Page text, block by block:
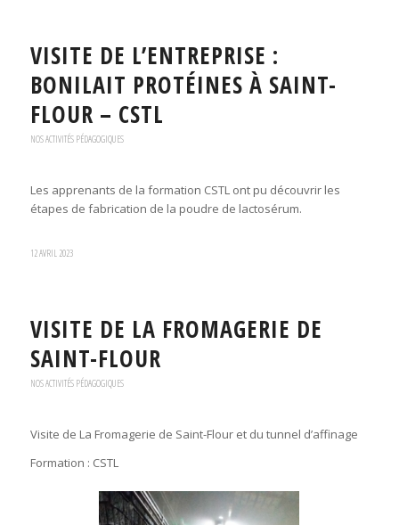
VISITE DE L’ENTREPRISE :
BONILAIT PROTÉINES À SAINT-
FLOUR – CSTL
NOS ACTIVITÉS PÉDAGOGIQUES
Les apprenants de la formation CSTL ont pu découvrir les
étapes de fabrication de la poudre de lactosérum.
12 AVRIL 2023
VISITE DE LA FROMAGERIE DE
SAINT-FLOUR
NOS ACTIVITÉS PÉDAGOGIQUES
Visite de La Fromagerie de Saint-Flour et du tunnel d’affinage
Formation : CSTL